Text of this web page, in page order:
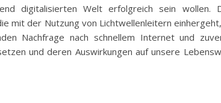
digitalisierten Welt erfolgreich sein wollen.
mit der Nutzung von Lichtwellenleitern
Nachfrage nach schnellem Internet und
und deren Auswirkungen auf unsere